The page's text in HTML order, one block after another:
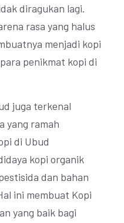
diragukan lagi.
rasa yang halus
menjadi kopi
penikmat kopi di
juga terkenal
yang ramah
di Ubud
kopi organik
dan bahan
ini membuat Kopi
yang baik bagi